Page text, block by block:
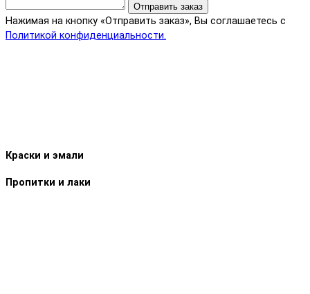
Отправить заказ
Нажимая на кнопку «Отправить заказ», Вы соглашаетесь с
Политикой конфиденциальности.
Краски и эмали
Пропитки и лаки